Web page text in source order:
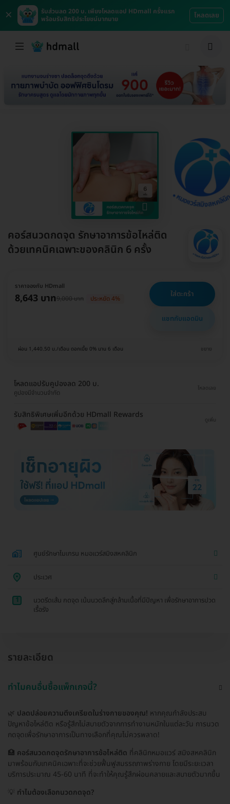
×
รับส่วนลด 200 บ. เพียงโหลดแอป HDmall ครั้งแรก
พร้อมรับสิทธิประโยชน์มากมาย
โหลดเลย
คอร์สนวดกดจุด รักษาอาการข้อไหล่ติด
ด้วยเทคนิคเฉพาะของคลินิก 6 ครั้ง
ราคาจองกับ HDmall
8,643 บาท9,000 บาท ประหยัด 4% ใส่ตะกร้า
แชทกับแอดมิน
ผ่อน 1,440.50 บ./เดือน ดอกเบี้ย 0% นาน 6 เดือน ขยาย
โหลดแอปรับคูปองลด 200 บ.
คูปองมีจำนวนจำกัด
โหลดเลย
รับสิทธิพิเศษเพิ่มอีกด้วย HDmall Rewards
ดูเพิ่ม
ศูนย์รักษาไมเกรน หมอแวร์สมิงสหคลินิก
ประเวศ
1
นวดรีดเส้น กดจุด เน้นนวดลึกสู่กล้ามเนื้อที่มีปัญหา เพื่อรักษาอาการปวด
เรื้อรัง
รายละเอียด
ทำไมคนอื่นซื้อแพ็กเกจนี้?
🌿 ปลดปล่อยความตึงเครียดในร่างกายของคุณ! หากคุณกำลังประสบ
ปัญหาข้อไหล่ติด หรือรู้สึกไม่สบายตัวจากการทำงานหนักในแต่ละวัน การนวด
กดจุดเพื่อรักษาอาการเป็นทางเลือกที่คุณไม่ควรพลาด!
🏥 คอร์สนวดกดจุดรักษาอาการข้อไหล่ติด ที่คลินิกหมอแวร์ สมิงสหคลินิก
มาพร้อมกับเทคนิคเฉพาะที่จะช่วยฟื้นฟูสมรรถภาพร่างกาย โดยมีระยะเวลา
บริการประมาณ 45-60 นาที ที่จะทำให้คุณรู้สึกผ่อนคลายและสบายตัวมากขึ้น
💡 ทำไมต้องเลือกนวดกดจุด?